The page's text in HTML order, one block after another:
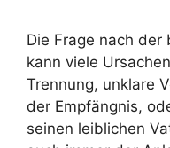
Die Frage nach
kann viele
Trennung, unklare
der Empfängnis,
seinen leiblichen